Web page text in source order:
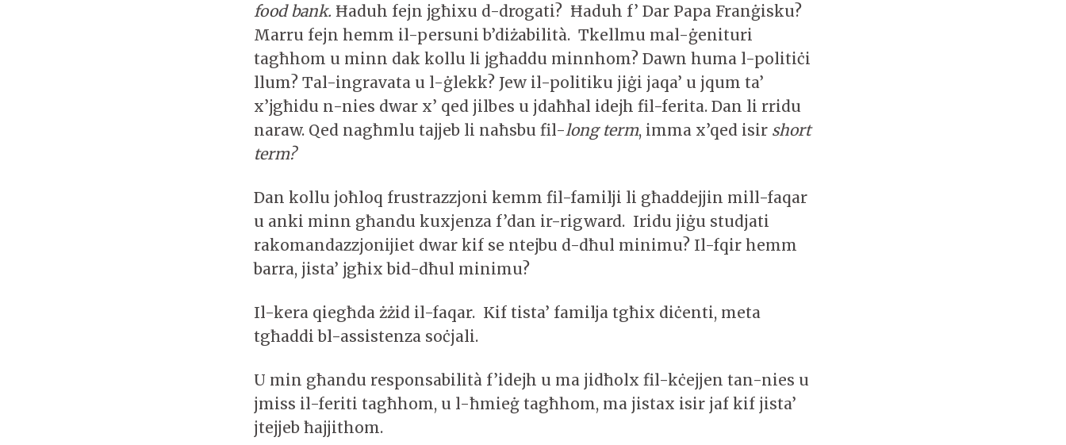
food bank. Ħaduh fejn jgħixu d-drogati? Ħaduh f’ Dar Papa Franġisku?
Marru fejn hemm il-persuni b’diżabilità. Tkellmu mal-ġenituri
tagħhom u minn dak kollu li jgħaddu minnhom? Dawn huma l-politiċi
llum? Tal-ingravata u l-ġlekk? Jew il-politiku jiġi jaqa’ u jqum ta’
x’jgħidu n-nies dwar x’ qed jilbes u jdaħħal idejh fil-ferita. Dan li rridu
naraw. Qed nagħmlu tajjeb li naħsbu fil-long term, imma x’qed isir short
term?
Dan kollu joħloq frustrazzjoni kemm fil-familji li għaddejjin mill-faqar
u anki minn għandu kuxjenza f’dan ir-rigward. Iridu jiġu studjati
rakomandazzjonijiet dwar kif se ntejbu d-dħul minimu? Il-fqir hemm
barra, jista’ jgħix bid-dħul minimu?
Il-kera qiegħda żżid il-faqar. Kif tista’ familja tgħix diċenti, meta
tgħaddi bl-assistenza soċjali.
U min għandu responsabilità f’idejh u ma jidħolx fil-kċejjen tan-nies u
jmiss il-feriti tagħhom, u l-ħmieġ tagħhom, ma jistax isir jaf kif jista’
jtejjeb ħajjithom.